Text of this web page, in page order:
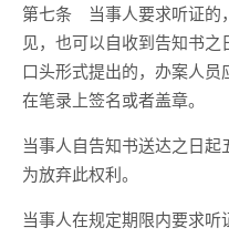
第七条 当事人要求听证的
见，也可以自收到告知书
口头形式提出的，办案人
在笔录上签名或者盖章。
当事人自告知书送达之日
为放弃此权利。
当事人在规定期限内要求